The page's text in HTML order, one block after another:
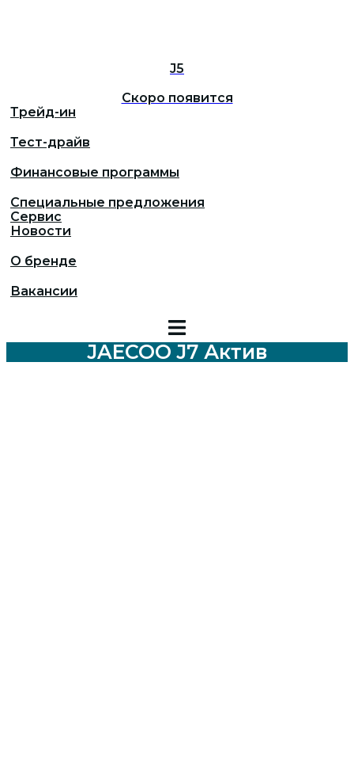
J5
Скоро появится
Трейд-ин
Тест-драйв
Финансовые программы
Специальные предложения
Сервис
Новости
О бренде
Вакансии
JAECOO J7 Актив